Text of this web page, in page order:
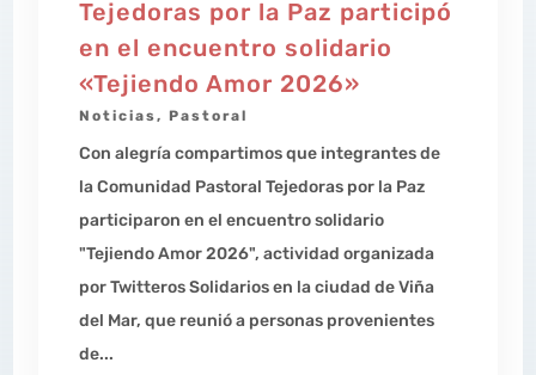
Tejedoras por la Paz participó
en el encuentro solidario
«Tejiendo Amor 2026»
Noticias,Pastoral
Con alegría compartimos que integrantes de
la Comunidad Pastoral Tejedoras por la Paz
participaron en el encuentro solidario
"Tejiendo Amor 2026", actividad organizada
por Twitteros Solidarios en la ciudad de Viña
del Mar, que reunió a personas provenientes
de...